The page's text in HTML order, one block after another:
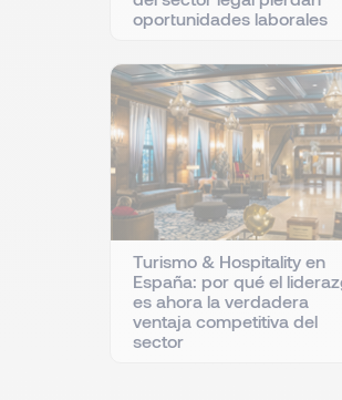
oportunidades laborales
Turismo & Hospitality en
España: por qué el
es ahora la verdadera
ventaja competitiva del
sector